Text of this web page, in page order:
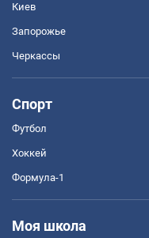
Киев
Запорожье
Черкассы
Спорт
Футбол
Хоккей
Формула-1
Моя школа